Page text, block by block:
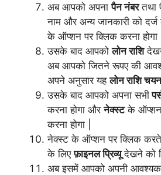
अब आपको अपनापैन नंबरतथा
नाम और अन्य जानकारी को
के ऑप्शन पर क्लिक करना होगा |
उसके बाद आपकोलोन राशि
अब आपको जितने रूपए की
अपने अनुसार यहलोन राशि चयन
उसके बाद आपको अपना सभी
करना होगा औरनेक्स्टके ऑप्शन
करना होगा |
नेक्स्ट के ऑप्शन पर क्लिक
के लिएफ़ाइनल प्रिव्यूदेखने को
अब इसमें आपको अपनी